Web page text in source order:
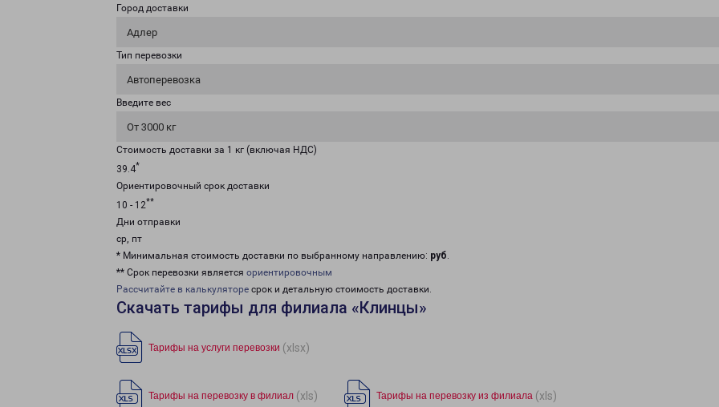
Город доставки
Адлер
Тип перевозки
Автоперевозка
Введите вес
От 3000 кг
Стоимость доставки за 1 кг (включая НДС)
39.4*
Ориентировочный срок доставки
10 - 12**
Дни отправки
ср, пт
* Минимальная стоимость доставки по выбранному направлению: руб.
** Срок перевозки является ориентировочным
Рассчитайте в калькуляторе срок и детальную стоимость доставки.
Скачать тарифы для филиала «Клинцы»
Тарифы на услуги перевозки (xlsx)
Тарифы на перевозку в филиал (xls) Тарифы на перевозку из филиала (xls)